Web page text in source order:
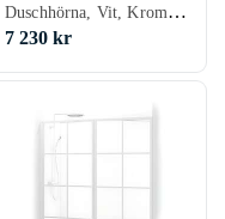
80x90
Duschhörna, Vit, Krom, Aluminium, Ofärgat (klart glas), Grå/Rök/Tonat
7 230 kr